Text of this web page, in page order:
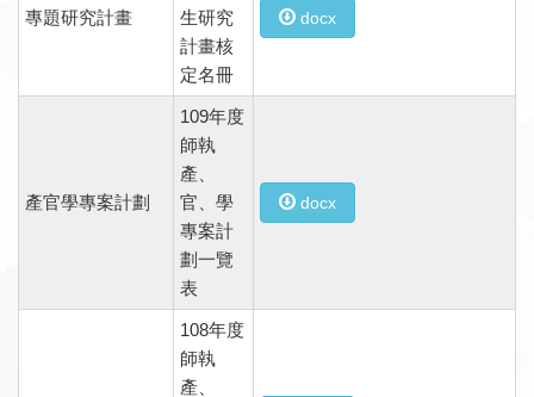
專題研究計畫
生研究
計畫核
定名冊
docx
產官學專案計劃
109年度
師執
產、
官、學
專案計
劃一覽
表
docx
108年度
師執
產、